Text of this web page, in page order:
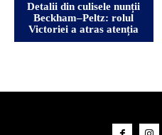
Detalii din culisele nunții
Beckham–Peltz: rolul
Victoriei a atras atenția